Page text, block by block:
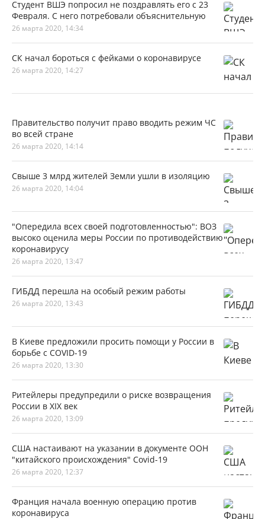
Студент ВШЭ попросил не поздравлять его с 23
Февраля. С него потребовали объяснительную
26 марта 2020, 14:34
СК начал бороться с фейками о коронавирусе
26 марта 2020, 14:27
Правительство получит право вводить режим ЧС
во всей стране
26 марта 2020, 14:14
Свыше 3 млрд жителей Земли ушли в изоляцию
26 марта 2020, 14:04
"Опередила всех своей подготовленностью": ВОЗ
высоко оценила меры России по противодействию
коронавирусу
26 марта 2020, 13:47
ГИБДД перешла на особый режим работы
26 марта 2020, 13:43
В Киеве предложили просить помощи у России в
борьбе с COVID-19
26 марта 2020, 13:30
Ритейлеры предупредили о риске возвращения
России в XIX век
26 марта 2020, 13:09
США настаивают на указании в документе ООН
"китайского происхождения" Covid-19
26 марта 2020, 12:37
Франция начала военную операцию против
коронавируса